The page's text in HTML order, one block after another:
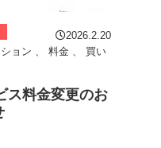
2026.2.20
ョン 料金、 買い
ス料金変更のお